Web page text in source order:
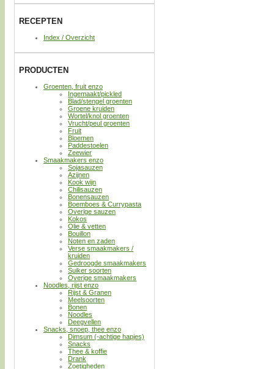
RECEPTEN
Index / Overzicht
PRODUCTEN
Groenten, fruit enzo
Ingemaakt/pickled
Blad/stengel groenten
Groene kruiden
Wortel/knol groenten
Vrucht/peul groenten
Fruit
Bloemen
Paddestoelen
Zeewier
Smaakmakers enzo
Sojasauzen
Azijnen
Kook wijn
Chilisauzen
Bonensauzen
Boemboes & Currypasta
Overige sauzen
Kokos
Olie & vetten
Bouillon
Noten en zaden
Verse smaakmakers /
kruiden
Gedroogde smaakmakers
Suiker soorten
Overige smaakmakers
Noodles, rijst enzo
Rijst & Granen
Meelsoorten
Bonen
Noodles
Deegvellen
Snacks, snoep, thee enzo
Dimsum (-achtige hapjes)
Snacks
Thee & koffie
Drank
Zoetigheden